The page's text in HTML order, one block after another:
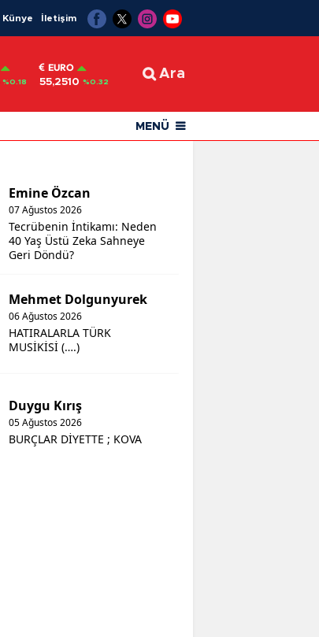
Künye İletişim
%0.18
EURO
55,2510 %0.32
Ara
MENÜ
Emine Özcan
07 Ağustos 2026
Tecrübenin İntikamı: Neden
40 Yaş Üstü Zeka Sahneye
Geri Döndü?
Mehmet Dolgunyurek
06 Ağustos 2026
HATIRALARLA TÜRK
MUSİKİSİ (….)
Duygu Kırış
05 Ağustos 2026
BURÇLAR DİYETTE ; KOVA